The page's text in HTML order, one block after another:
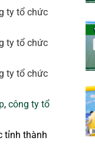
, công ty tổ
tỉnh thành